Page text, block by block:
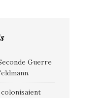
Guerre